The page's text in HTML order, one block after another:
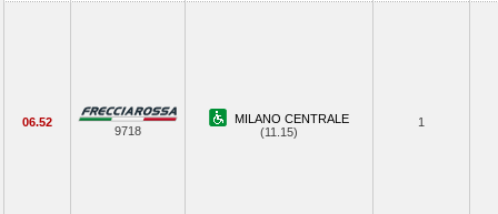
06.52
9718
MILANO CENTRALE
(11.15)
1